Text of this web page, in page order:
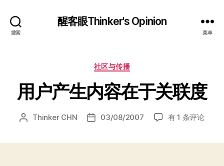
搜索
醒客眼Thinker's Opinion
菜单
分
社区与传播
用户产生内容在于关联度
文 Thinker CHN
发 03/08/2007
用
有 1 条评论